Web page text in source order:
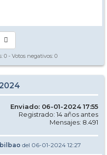
0 - Votos negativos: 0
Enviado: 06-01-2024 17:55
Registrado: 14 años antes
Mensajes: 8.491
del 06-01-2024 12:27